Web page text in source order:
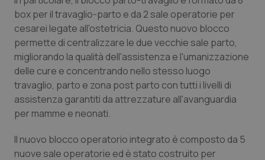
Friuli Venezia Giulia
Lazio
Liguria
Lombardia
Marche
Dermatite Atopica
Diabete & glucometri
Disturbi dell’umore
Dolore
Donna & Salute
box per il travaglio-parto e da 2 sale operatorie per
cesarei legate all'ostetricia. Questo nuovo blocco
permette di centralizzare le due vecchie sale parto,
migliorando la qualità dell'assistenza e l'umanizzazione
delle cure e concentrando nello stesso luogo
travaglio, parto e zona post parto con tutti i livelli di
assistenza garantiti da attrezzature all'avanguardia
per mamme e neonati.
Il nuovo blocco operatorio integrato è composto da 5
nuove sale operatorie ed è stato costruito per